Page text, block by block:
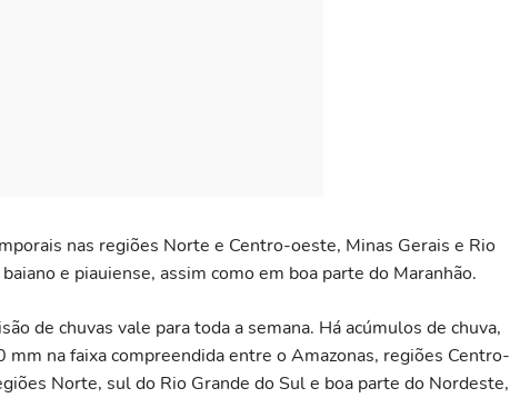
nas regiões Norte e Centro-oeste, Minas Gerais e Rio
e piauiense, assim como em boa parte do Maranhão.
de chuvas vale para toda a semana. Há acúmulos de chuva,
na faixa compreendida entre o Amazonas, regiões Centro-
Norte, sul do Rio Grande do Sul e boa parte do Nordeste,